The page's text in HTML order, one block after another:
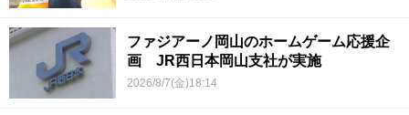
ファジアーノ岡山のホームゲーム応援企
画 JR西日本岡山支社が実施
2026/8/7(金)18:14